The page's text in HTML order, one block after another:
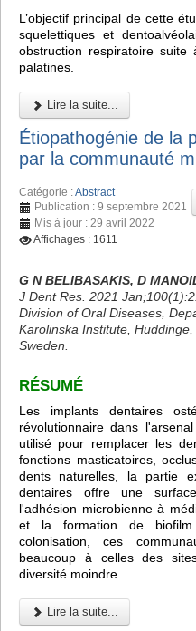
L’objectif principal de cette
squelettiques et
obstruction respiratoire
palatines.
Lire la suite...
Étiopathogénie de la
par la communauté
Catégorie :Abstract
Publication : 9 septembre 2021
Mis à jour : 29 avril 2022
Affichages : 1611
G N BELIBASAKIS, D
J Dent Res. 2021
Division of Oral Diseases,
Karolinska Institute, Huddinge,
Sweden.
RÉSUMÉ
Les implants dentaires
révolutionnaire dans
utilisé pour remplacer les
fonctions masticatoires,
dents naturelles, la partie
dentaires offre une
l'adhésion microbienne à
et la formation de
colonisation, ces
beaucoup à celles des
diversité moindre.
Lire la suite...